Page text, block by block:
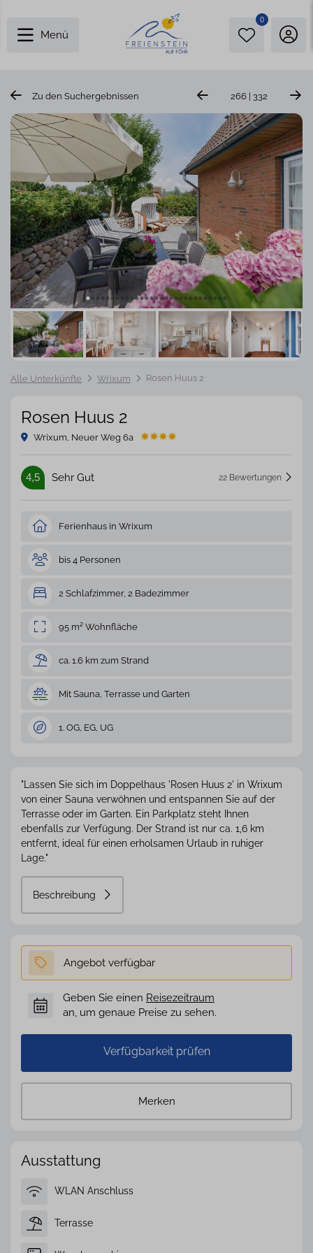
Menü
0
Zu den Suchergebnissen 266 | 332
Alle Unterkünfte Wrixum Rosen Huus 2
Rosen Huus 2
Wrixum, Neuer Weg 6a
4,5 Sehr Gut 22 Bewertungen
Ferienhaus in Wrixum
bis 4 Personen
2 Schlafzimmer, 2 Badezimmer
95 m² Wohnfläche
ca. 1.6 km zum Strand
Mit Sauna, Terrasse und Garten
1. OG, EG, UG
"Lassen Sie sich im Doppelhaus 'Rosen Huus 2' in Wrixum
von einer Sauna verwöhnen und entspannen Sie auf der
Terrasse oder im Garten. Ein Parkplatz steht Ihnen
ebenfalls zur Verfügung. Der Strand ist nur ca. 1,6 km
entfernt, ideal für einen erholsamen Urlaub in ruhiger
Lage."
Beschreibung
Geben Sie einen Reisezeitraum
an, um genaue Preise zu sehen.
Verfügbarkeit prüfen
Merken
Ausstattung
WLAN Anschluss
Terrasse